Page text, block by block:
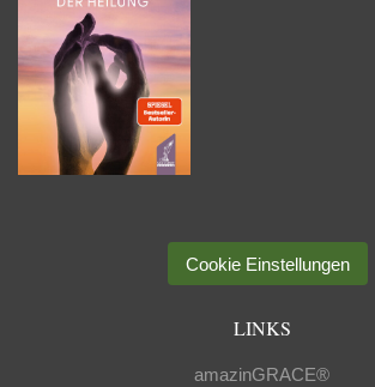
Cookie Einstellungen
LINKS
amazinGRACE®